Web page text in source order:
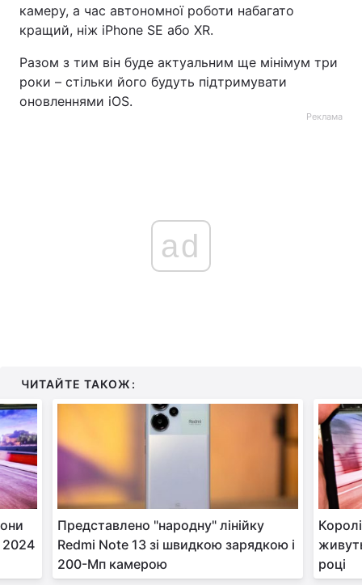
камеру, а час автономної роботи набагато
кращий, ніж iPhone SE або XR.
Разом з тим він буде актуальним ще мінімум три
роки – стільки його будуть підтримувати
оновленнями iOS.
Реклама
ad
ЧИТАЙТЕ ТАКОЖ:
2024
Представлено "народну" лінійку
Redmi Note 13 зі швидкою зарядкою і
200-Мп камерою
році